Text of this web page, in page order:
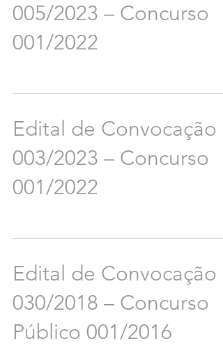
005/2023 – Concurso
001/2022
Edital de Convocação
003/2023 – Concurso
001/2022
Edital de Convocação
030/2018 – Concurso
Público 001/2016